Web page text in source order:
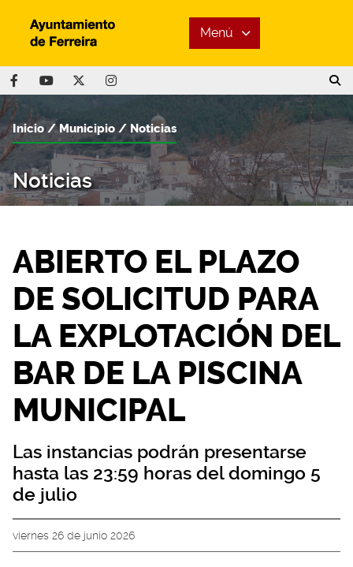
Menú
Noticias
Inicio Municipio Noticias
ABIERTO EL PLAZO
DE SOLICITUD PARA
LA EXPLOTACIÓN DEL
BAR DE LA PISCINA
MUNICIPAL
Las instancias podrán presentarse
hasta las 23:59 horas del domingo 5
de julio
viernes 26 de junio 2026